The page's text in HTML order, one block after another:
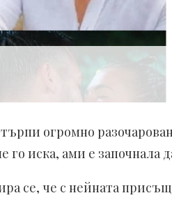
огромно
го иска, ами е започнала
се, че с нейната